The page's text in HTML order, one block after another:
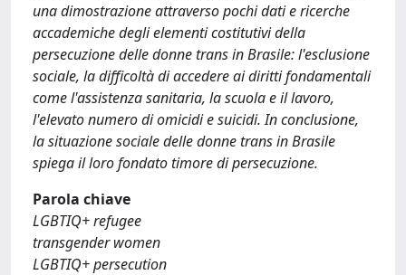
una dimostrazione attraverso pochi dati e ricerche
accademiche degli elementi costitutivi della
persecuzione delle donne trans in Brasile: l'esclusione
sociale, la difficoltà di accedere ai diritti fondamentali
come l'assistenza sanitaria, la scuola e il lavoro,
l'elevato numero di omicidi e suicidi. In conclusione,
la situazione sociale delle donne trans in Brasile
spiega il loro fondato timore di persecuzione.
Parola chiave
LGBTIQ+ refugee
transgender women
LGBTIQ+ persecution